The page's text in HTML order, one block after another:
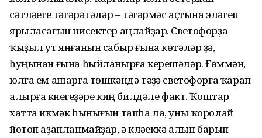
сәтләүеге тәгәрәтәләр – тәгәрмәс аҫтына эләгеп
ярыласағын нисектер аңлайҙар. Светофорҙа
ҡыҙыл ут янғанын сабыр ғына көтәләр ҙә,
һуңынан ғына һыйланырға керешәләр. Ғөмүмән,
юлға ем ашарға төшкәндә тәүҙә светофорға ҡарап
алырға күнегеүҙәре киң билдәле факт. Ҡоштар
хатта икмәк һынығын тапһа ла, уны ҡоролай
йотоп аҙапланмайҙар, ә күләүеккә алып барып